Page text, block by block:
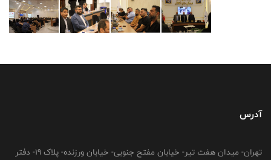
آدرس
تهران- میدان هفت تیر- خیابان مفتح جنوبی- خیابان ورزنده- پلاک 19- دفتر